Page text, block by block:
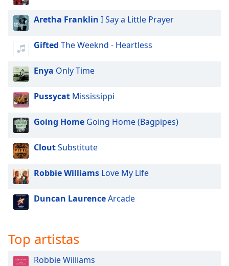
Opacity
Caption
Background
Opacity
Font
Size
Text
Edge
Style
Font
Family
Aretha Franklin I Say a Little Prayer
Gifted The Weeknd - Heartless
Enya Only Time
Pussycat Mississippi
Going Home Going Home (Bagpipes)
CloutSubstitute
Robbie Williams Love My Life
Duncan LaurenceArcade
Top artistas
Robbie Williams